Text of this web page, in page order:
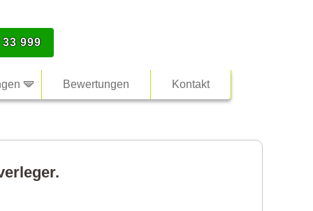
999
Bewertungen Kontakt